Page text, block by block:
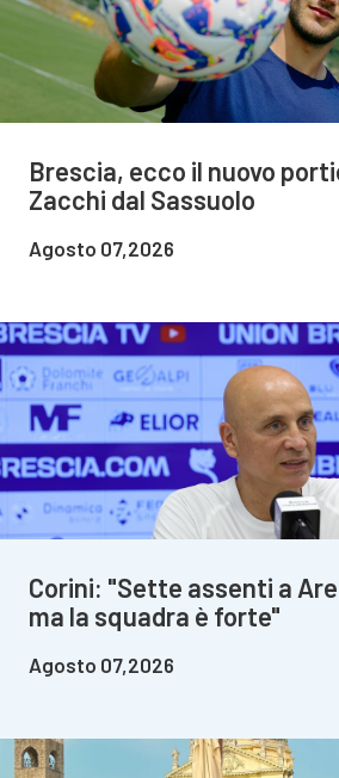
Brescia, ecco il nuovo
Zacchi dal Sassuolo
Agosto 07,2026
Corini: "Sette assenti a
ma la squadra è forte"
Agosto 07,2026